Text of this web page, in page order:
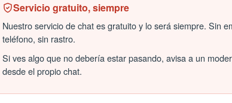
Servicio gratuito, siempre
Nuestro servicio de chat es gratuito y lo será siempre. Sin
teléfono, sin rastro.
Si ves algo que no debería estar pasando, avisa a un
desde el propio chat.